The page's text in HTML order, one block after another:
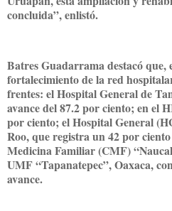
concluida”, enlistó.
Batres Guadarrama destacó que,
fortalecimiento de la red
frentes: el Hospital General de
avance del 87.2 por ciento; en el
por ciento; el Hospital General
Roo, que registra un 42 por
Medicina Familiar (CMF)
UMF “Tapanatepec”, Oaxaca,
avance.